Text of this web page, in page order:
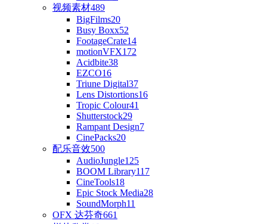
视频素材489
BigFilms20
Busy Boxx52
FootageCrate14
motionVFX172
Acidbite38
EZCO16
Triune Digital37
Lens Distortions16
Tropic Colour41
Shutterstock29
Rampant Design7
CinePacks20
配乐音效500
AudioJungle125
BOOM Library117
CineTools18
Epic Stock Media28
SoundMorph11
OFX 达芬奇661